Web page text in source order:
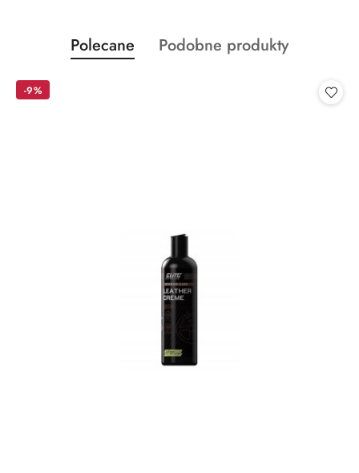
Pomiń karuzelę produktów
Produkty
o
Polecane
Produkty
Podobne produkty
-9%